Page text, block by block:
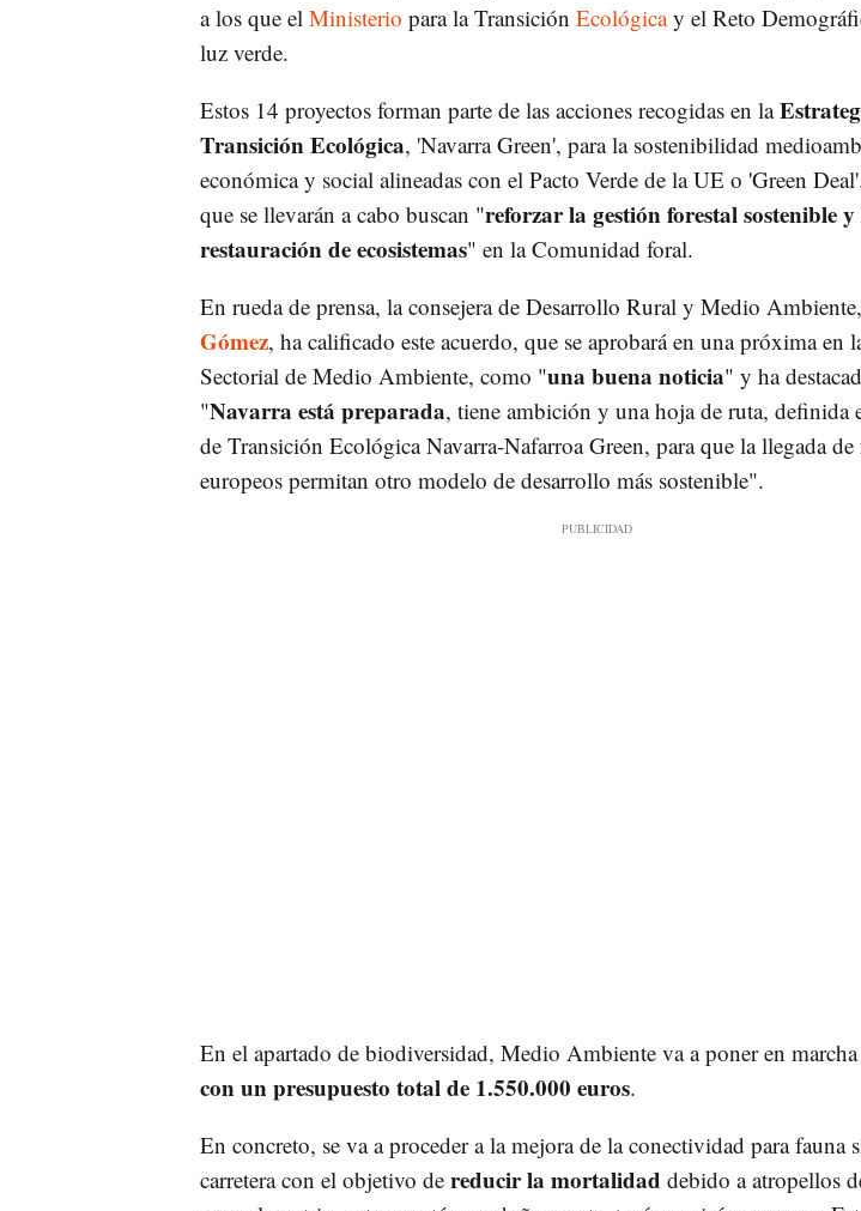
a los que el Ministerio para la Transición Ecológicay el Reto
luz verde.
Estos 14 proyectos forman parte de las acciones recogidas en la
Transición Ecológica, 'Navarra Green', para la sostenibilidad
económica y social alineadas con el Pacto Verde de la UE o 'Green
que se llevarán a cabo buscan "reforzar la gestión forestal sostenible y
restauración de ecosistemas" en la Comunidad foral.
En rueda de prensa, la consejera de Desarrollo Rural y Medio Ambiente,
Gómez, ha calificado este acuerdo, que se aprobará en una próxima en
Sectorial de Medio Ambiente, como "una buena noticia" y ha
"Navarra está preparada, tiene ambición y una hoja de ruta, definida
de Transición Ecológica Navarra-Nafarroa Green, para que la llegada
europeos permitan otro modelo de desarrollo más sostenible".
En el apartado de biodiversidad, Medio Ambiente va a poner en marcha
con un presupuesto total de 1.550.000 euros.
En concreto, se va a proceder a la mejora de la conectividad para fauna
carretera con el objetivo de reducir la mortalidad debido a atropellos